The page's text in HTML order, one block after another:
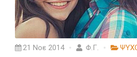
21 Νοε 2014 Φ.Γ.